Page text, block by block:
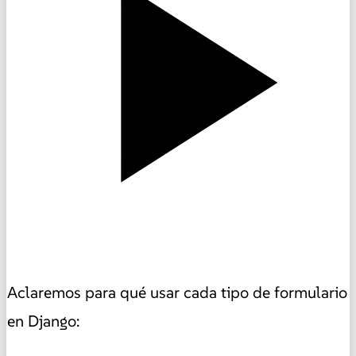
Aclaremos para qué usar cada tipo de formulario
en Django: